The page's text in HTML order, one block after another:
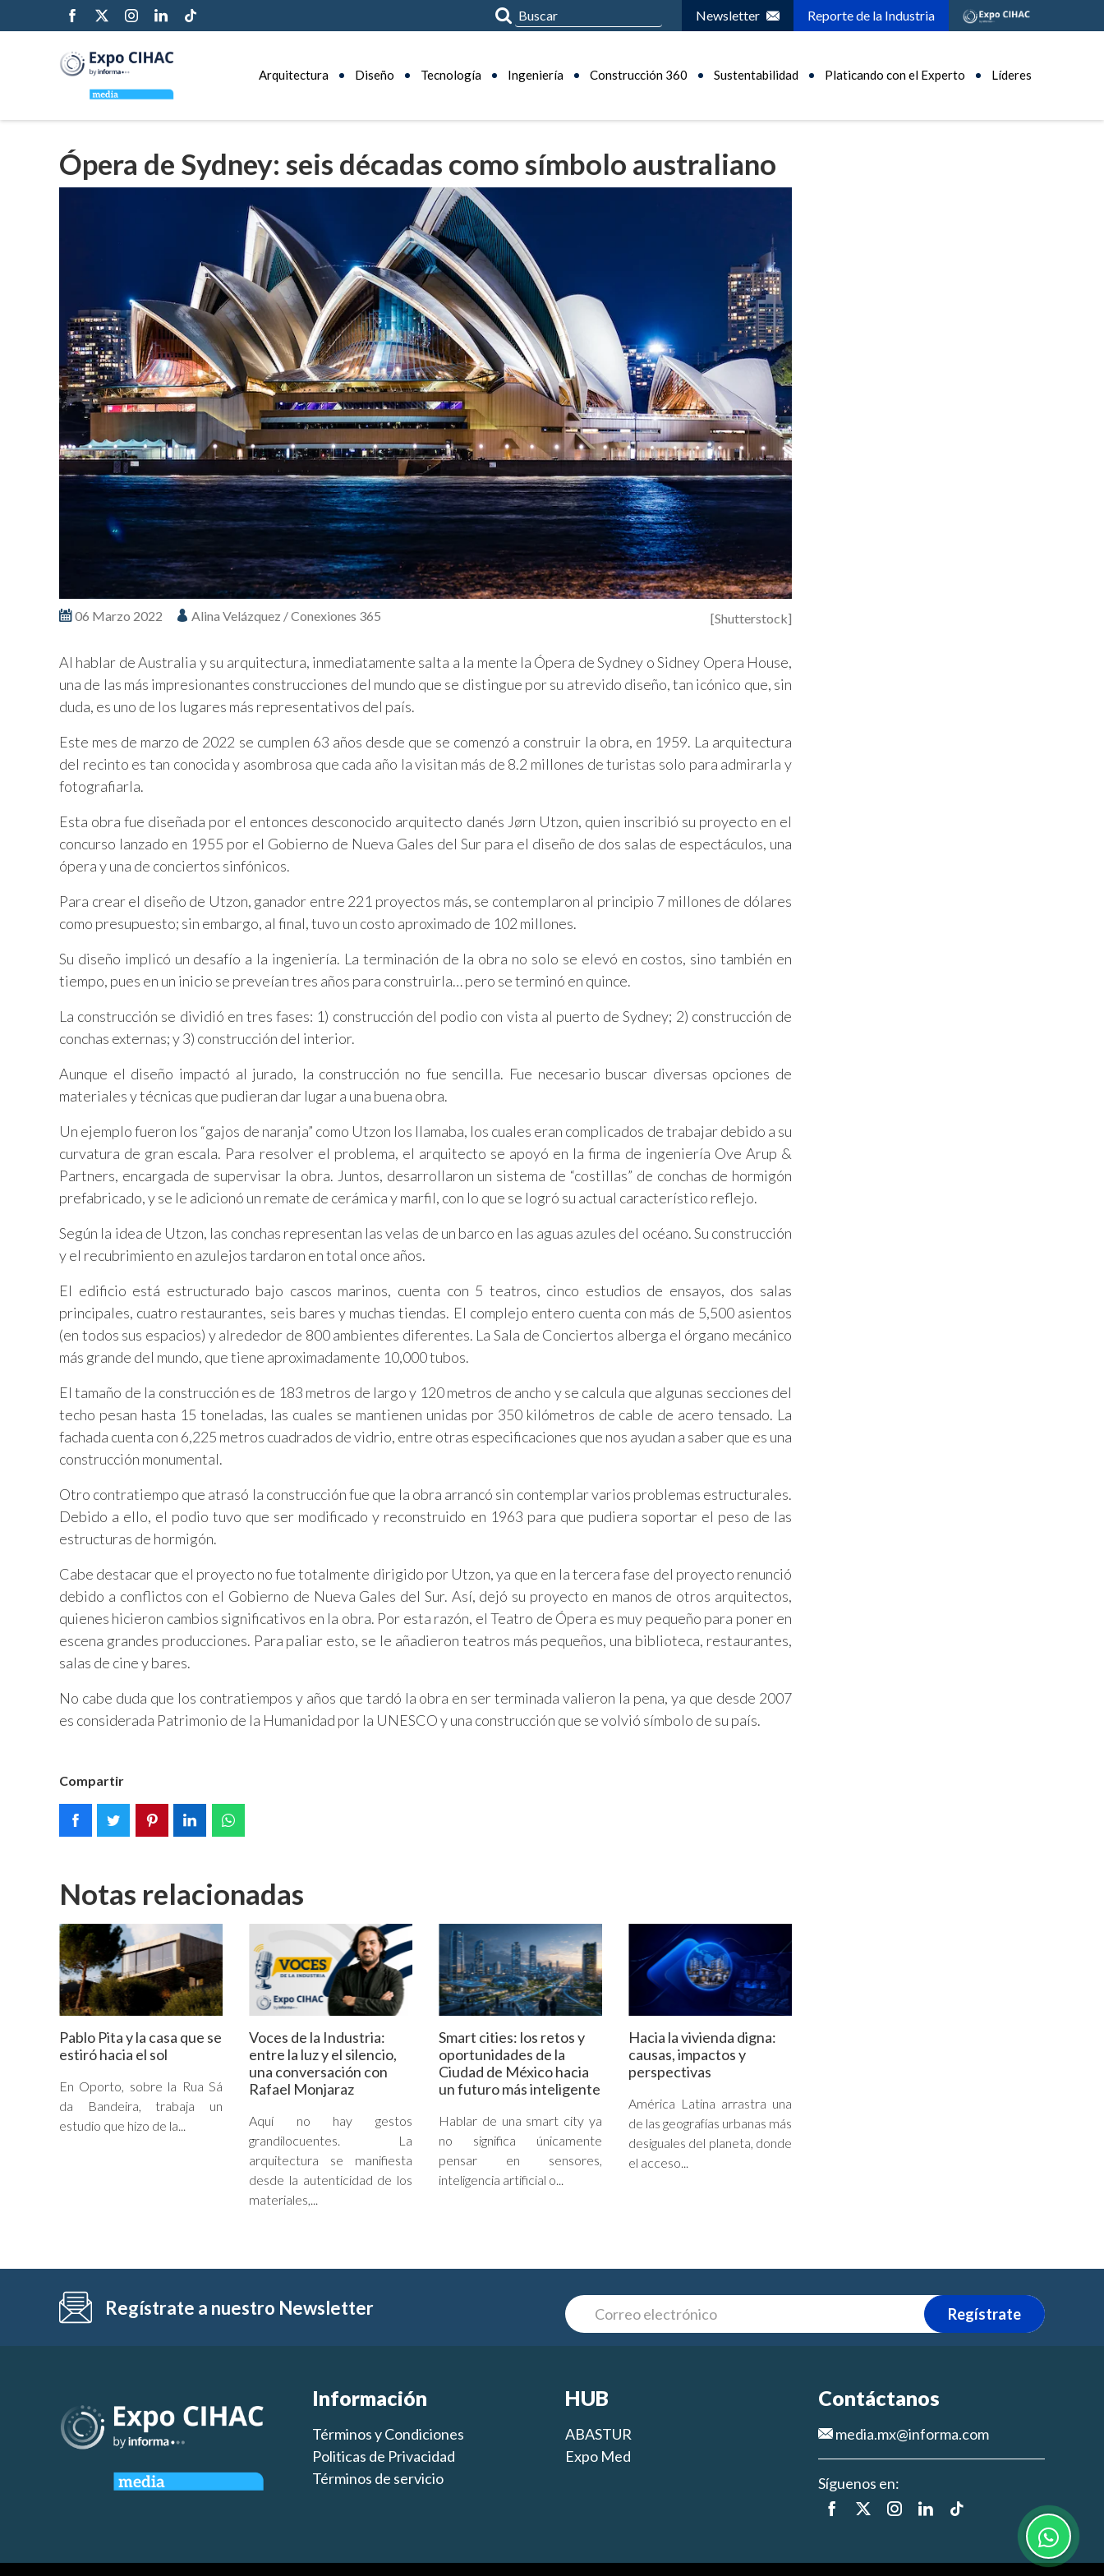
Newsletter Reporte de la Industria
Arquitectura Diseño Tecnología Ingeniería Construcción 360 Sustentabilidad Platicando con el Experto Líderes
Ópera de Sydney: seis décadas como símbolo australiano
06 Marzo 2022 Alina Velázquez / Conexiones 365 [Shutterstock]
Al hablar de Australia y su arquitectura, inmediatamente salta a la mente la Ópera de Sydney o Sidney Opera House,
una de las más impresionantes construcciones del mundo que se distingue por su atrevido diseño, tan icónico que, sin
duda, es uno de los lugares más representativos del país.
Este mes de marzo de 2022 se cumplen 63 años desde que se comenzó a construir la obra, en 1959. La arquitectura
del recinto es tan conocida y asombrosa que cada año la visitan más de 8.2 millones de turistas solo para admirarla y
fotografiarla.
Esta obra fue diseñada por el entonces desconocido arquitecto danés Jørn Utzon, quien inscribió su proyecto en el
concurso lanzado en 1955 por el Gobierno de Nueva Gales del Sur para el diseño de dos salas de espectáculos, una
ópera y una de conciertos sinfónicos.
Para crear el diseño de Utzon, ganador entre 221 proyectos más, se contemplaron al principio 7 millones de dólares
como presupuesto; sin embargo, al final, tuvo un costo aproximado de 102 millones.
Su diseño implicó un desafío a la ingeniería. La terminación de la obra no solo se elevó en costos, sino también en
tiempo, pues en un inicio se preveían tres años para construirla… pero se terminó en quince.
La construcción se dividió en tres fases: 1) construcción del podio con vista al puerto de Sydney; 2) construcción de
conchas externas; y 3) construcción del interior.
Aunque el diseño impactó al jurado, la construcción no fue sencilla. Fue necesario buscar diversas opciones de
materiales y técnicas que pudieran dar lugar a una buena obra.
Un ejemplo fueron los “gajos de naranja” como Utzon los llamaba, los cuales eran complicados de trabajar debido a su
curvatura de gran escala. Para resolver el problema, el arquitecto se apoyó en la firma de ingeniería Ove Arup &
Partners, encargada de supervisar la obra. Juntos, desarrollaron un sistema de “costillas” de conchas de hormigón
prefabricado, y se le adicionó un remate de cerámica y marfil, con lo que se logró su actual característico reflejo.
Según la idea de Utzon, las conchas representan las velas de un barco en las aguas azules del océano. Su construcción
y el recubrimiento en azulejos tardaron en total once años.
El edificio está estructurado bajo cascos marinos, cuenta con 5 teatros, cinco estudios de ensayos, dos salas
principales, cuatro restaurantes, seis bares y muchas tiendas. El complejo entero cuenta con más de 5,500 asientos
(en todos sus espacios) y alrededor de 800 ambientes diferentes. La Sala de Conciertos alberga el órgano mecánico
más grande del mundo, que tiene aproximadamente 10,000 tubos.
El tamaño de la construcción es de 183 metros de largo y 120 metros de ancho y se calcula que algunas secciones del
techo pesan hasta 15 toneladas, las cuales se mantienen unidas por 350 kilómetros de cable de acero tensado. La
fachada cuenta con 6,225 metros cuadrados de vidrio, entre otras especificaciones que nos ayudan a saber que es una
construcción monumental.
Otro contratiempo que atrasó la construcción fue que la obra arrancó sin contemplar varios problemas estructurales.
Debido a ello, el podio tuvo que ser modificado y reconstruido en 1963 para que pudiera soportar el peso de las
estructuras de hormigón.
Cabe destacar que el proyecto no fue totalmente dirigido por Utzon, ya que en la tercera fase del proyecto renunció
debido a conflictos con el Gobierno de Nueva Gales del Sur. Así, dejó su proyecto en manos de otros arquitectos,
quienes hicieron cambios significativos en la obra. Por esta razón, el Teatro de Ópera es muy pequeño para poner en
escena grandes producciones. Para paliar esto, se le añadieron teatros más pequeños, una biblioteca, restaurantes,
salas de cine y bares.
No cabe duda que los contratiempos y años que tardó la obra en ser terminada valieron la pena, ya que desde 2007
es considerada Patrimonio de la Humanidad por la UNESCO y una construcción que se volvió símbolo de su país.
Compartir
Notas relacionadas
Pablo Pita y la casa que se
estiró hacia el sol
En Oporto, sobre la Rua Sá
da Bandeira, trabaja un
estudio que hizo de la...
Voces de la Industria:
entre la luz y el silencio,
una conversación con
Rafael Monjaraz
Aquí no hay gestos
grandilocuentes. La
arquitectura se manifiesta
desde la autenticidad de los
materiales,...
Smart cities: los retos y
oportunidades de la
Ciudad de México hacia
un futuro más inteligente
Hablar de una smart city ya
no significa únicamente
pensar en sensores,
inteligencia artificial o...
Hacia la vivienda digna:
causas, impactos y
perspectivas
América Latina arrastra una
de las geografías urbanas más
desiguales del planeta, donde
el acceso...
Regístrate a nuestro Newsletter Regístrate
Información
Términos y Condiciones
Politicas de Privacidad
Términos de servicio
HUB
ABASTUR
Expo Med
Contáctanos
media.mx@informa.com
Síguenos en: